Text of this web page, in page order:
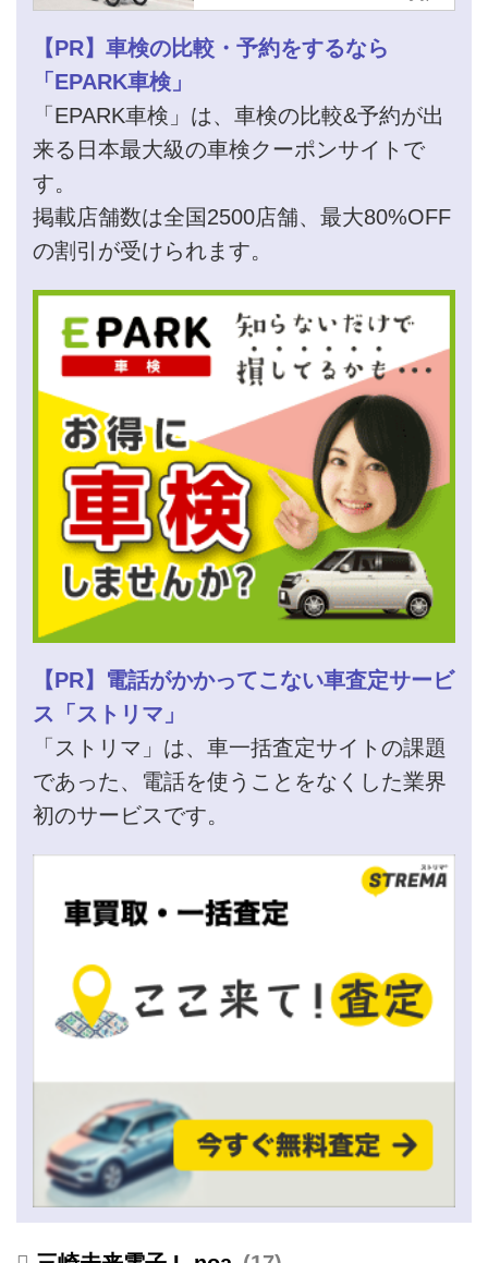
【PR】車検の比較・予約をするなら
「EPARK車検」
「EPARK車検」は、車検の比較&予約が出
来る日本最大級の車検クーポンサイトで
す。
掲載店舗数は全国2500店舗、最大80%OFF
の割引が受けられます。
【PR】電話がかかってこない車査定サービ
ス「ストリマ」
「ストリマ」は、車一括査定サイトの課題
であった、電話を使うことをなくした業界
初のサービスです。